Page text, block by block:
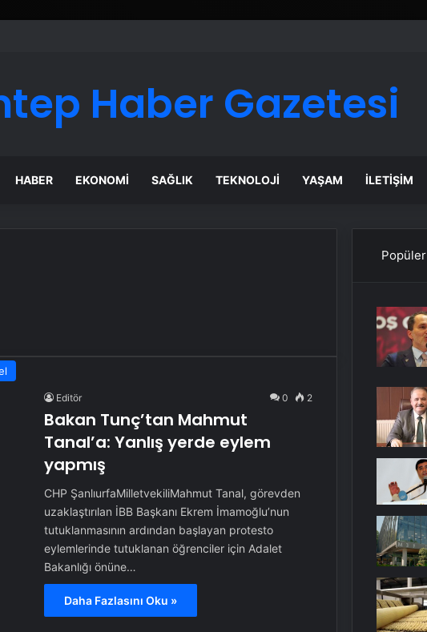
Haber Gazetesi
HABER EKONOMI SAĞLIK TEKNOLOJI YAŞAM İLETIŞIM
Editör 0 2
Bakan Tunç’tan Mahmut
Tanal’a: Yanlış yerde eylem
yapmış
CHP ŞanlıurfaMilletvekiliMahmut Tanal, görevden
uzaklaştırılan İBB Başkanı Ekrem İmamoğlu’nun
tutuklanmasının ardından başlayan protesto
eylemlerinde tutuklanan öğrenciler için Adalet
Bakanlığı önüne…
Daha Fazlasını Oku »
Popüler